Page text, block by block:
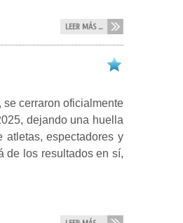
LEER MÁS ...
cerraron oficialmente
dejando una huella
espectadores y
de los resultados en sí,